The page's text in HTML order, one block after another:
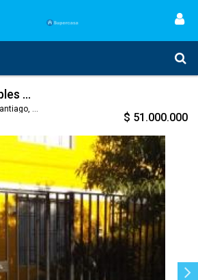
Casa Villa Los Robles Maipu
Maipú, Metropolitana de Santiago, Nro. Código 458
$ 51.000.000